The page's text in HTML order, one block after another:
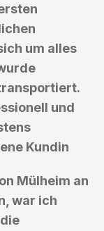
um alles
und
Kundin
Mülheim an
war ich